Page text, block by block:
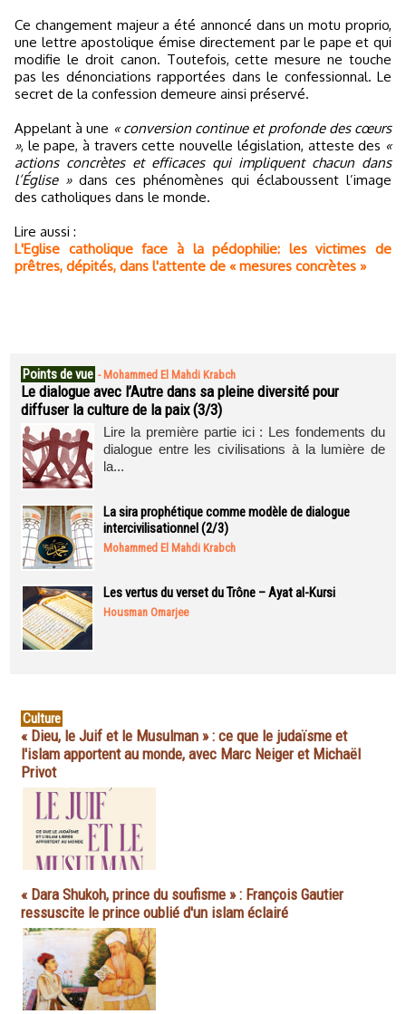
Ce changement majeur a été annoncé dans un motu proprio,
une lettre apostolique émise directement par le pape et qui
modifie le droit canon. Toutefois, cette mesure ne touche
pas les dénonciations rapportées dans le confessionnal. Le
secret de la confession demeure ainsi préservé.
Appelant à une « conversion continue et profonde des cœurs
», le pape, à travers cette nouvelle législation, atteste des «
actions concrètes et efficaces qui impliquent chacun dans
l’Église »dans ces phénomènes qui éclaboussent l’image
des catholiques dans le monde.
Lire aussi :
L'Eglise catholique face à la pédophilie: les victimes de
prêtres, dépités, dans l'attente de « mesures concrètes »
Points de vue - Mohammed El Mahdi Krabch
Le dialogue avec l’Autre dans sa pleine diversité pour
diffuser la culture de la paix (3/3)
Lire la première partie ici : Les fondements du
dialogue entre les civilisations à la lumière de
la...
La sira prophétique comme modèle de dialogue
intercivilisationnel (2/3)
Mohammed El Mahdi Krabch
Les vertus du verset du Trône – Ayat al-Kursi
Housman Omarjee
Culture
« Dieu, le Juif et le Musulman » : ce que le judaïsme et
l'islam apportent au monde, avec Marc Neiger et Michaël
Privot
« Dara Shukoh, prince du soufisme » : François Gautier
ressuscite le prince oublié d'un islam éclairé